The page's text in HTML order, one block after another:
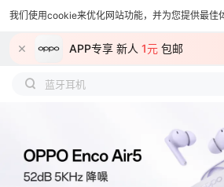
我们使用cookie来优化网站功能，并为您提供最佳
APP专享 新人 1元 包邮
蓝牙耳机
延长保
OPPO K13s